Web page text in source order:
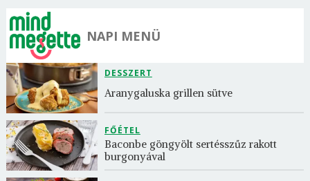
NAPI MENÜ
DESSZERT
Aranygaluska grillen sütve
FŐÉTEL
Baconbe göngyölt sertésszűz rakott
burgonyával